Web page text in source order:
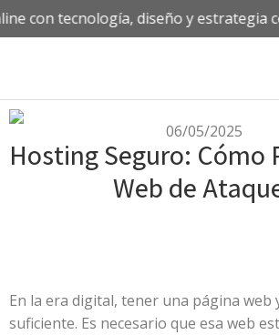
con tecnología, diseño y estrategia
06/05/2025
Hosting Seguro: Cómo
Web de
En la era digital, tener una página web
suficiente. Es necesario que esa web